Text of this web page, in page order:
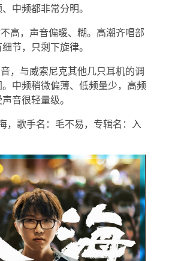
中频都非常分明。
高，声音偏暖、糊。高潮齐唱部
节，只剩下旋律。
，与威索尼克其他几只耳机的调
中频稍微偏薄、低频量少，高频
音很轻量级。
，歌手名：毛不易，专辑名：入